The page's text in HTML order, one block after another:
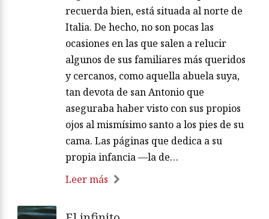
recuerda bien, está situada al norte de
Italia. De hecho, no son pocas las
ocasiones en las que salen a relucir
algunos de sus familiares más queridos
y cercanos, como aquella abuela suya,
tan devota de san Antonio que
aseguraba haber visto con sus propios
ojos al mismísimo santo a los pies de su
cama. Las páginas que dedica a su
propia infancia —la de…
Leer más